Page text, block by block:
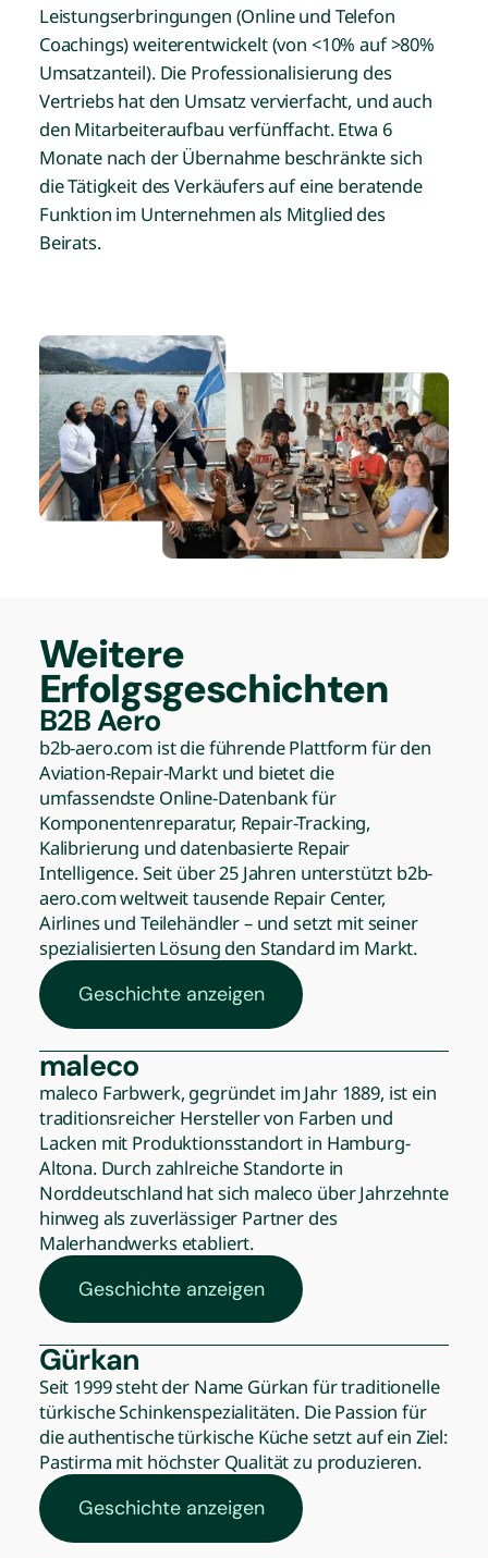
Leistungserbringungen (Online und Telefon
Coachings) weiterentwickelt (von <10% auf >80%
Umsatzanteil). Die Professionalisierung des
Vertriebs hat den Umsatz vervierfacht, und auch
den Mitarbeiteraufbau verfünffacht. Etwa 6
Monate nach der Übernahme beschränkte sich
die Tätigkeit des Verkäufers auf eine beratende
Funktion im Unternehmen als Mitglied des
Beirats.
Weitere
Erfolgsgeschichten
B2B Aero
b2b-aero.com ist die führende Plattform für den
Aviation-Repair-Markt und bietet die
umfassendste Online-Datenbank für
Komponentenreparatur, Repair-Tracking,
Kalibrierung und datenbasierte Repair
Intelligence. Seit über 25 Jahren unterstützt b2b-
aero.com weltweit tausende Repair Center,
Airlines und Teilehändler – und setzt mit seiner
spezialisierten Lösung den Standard im Markt.
Geschichte anzeigen
maleco
maleco Farbwerk, gegründet im Jahr 1889, ist ein
traditionsreicher Hersteller von Farben und
Lacken mit Produktionsstandort in Hamburg-
Altona. Durch zahlreiche Standorte in
Norddeutschland hat sich maleco über Jahrzehnte
hinweg als zuverlässiger Partner des
Malerhandwerks etabliert.
Geschichte anzeigen
Gürkan
Seit 1999 steht der Name Gürkan für traditionelle
türkische Schinkenspezialitäten. Die Passion für
die authentische türkische Küche setzt auf ein Ziel:
Pastirma mit höchster Qualität zu produzieren.
Geschichte anzeigen